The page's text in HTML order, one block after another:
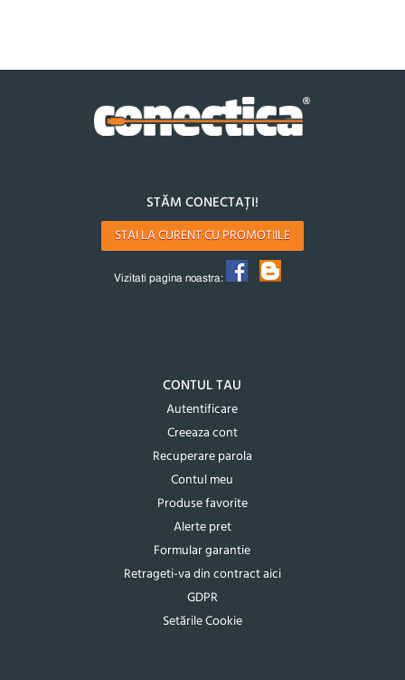
STĂM CONECTAȚI!
STAI LA CURENT CU PROMOTIILE
Vizitati pagina noastra:
CONTUL TAU
Autentificare
Creeaza cont
Recuperare parola
Contul meu
Produse favorite
Alerte pret
Formular garantie
Retrageti-va din contract aici
GDPR
Setările Cookie